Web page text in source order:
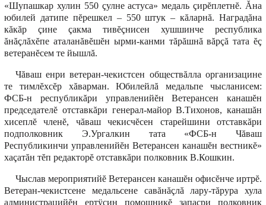
«Шупашкар хулин 550 çулне астуса» медаль çирĕплетнĕ. Ăна
юбилей датипе пĕрешкел – 550 штук – кăларнă. Наградăна
кăкăр çине çакма тивĕçнисен хушшинче республика
ăнăçлăхĕпе аталанăвĕшĕн ырми-канми тăрăшнă вăрçă тата ĕç
ветеранĕсем те йышлă.
Чăваш енри ветеран-чекистсен обществăлла организацине
те тимлĕхсĕр хăварман. Юбилейлă медальпе чысланисем:
ФСБ-н республикăри управленийĕн Ветерансен канашĕн
председателĕ отставкăри генерал-майор В.Тихонов, канашăн
хисеплĕ членĕ, чăваш чекисчĕсен старейшини отставкăри
подполковник Э.Ургалкин тата «ФСБ-н Чăваш
Республикинчи управленийĕн Ветерансен канашĕн вестникĕ»
хаçатăн тĕп редакторĕ отставкăри полковник В.Кошкин.
Чыслав мероприятийĕ Ветерансен канашĕн офисĕнче иртрĕ.
Ветеран-чекистсене медальсене савăнăçлă лару-тăрура хула
администрацийĕн ертÿçин помощникĕ запасри полковник